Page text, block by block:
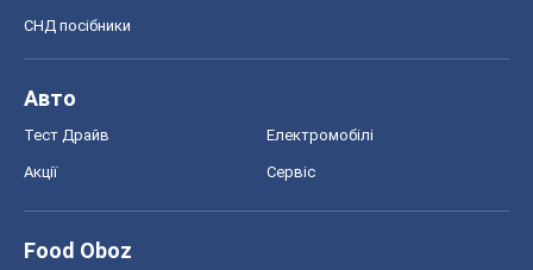
СНД посібники
Авто
Тест Драйв Електромобілі
Акції Сервіс
Food Oboz